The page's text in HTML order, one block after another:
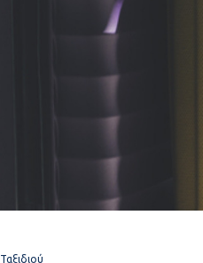
Ταξιδιού